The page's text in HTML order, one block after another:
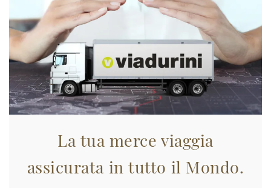
La tua merce viaggia
assicurata in tutto il Mondo.